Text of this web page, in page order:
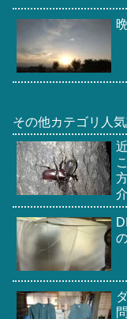
その他カテゴリ人